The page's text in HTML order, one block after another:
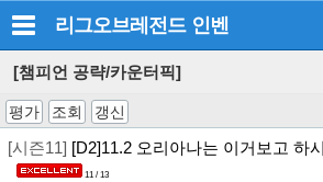
리그오브레전드 인벤
[챔피언 공략/카운터픽]
평가 조회 갱신
[시즌11] [D2]11.2 오리아나는 이거보고 하
11 / 13